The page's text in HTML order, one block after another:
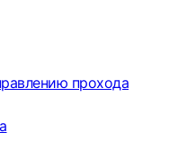
прохода